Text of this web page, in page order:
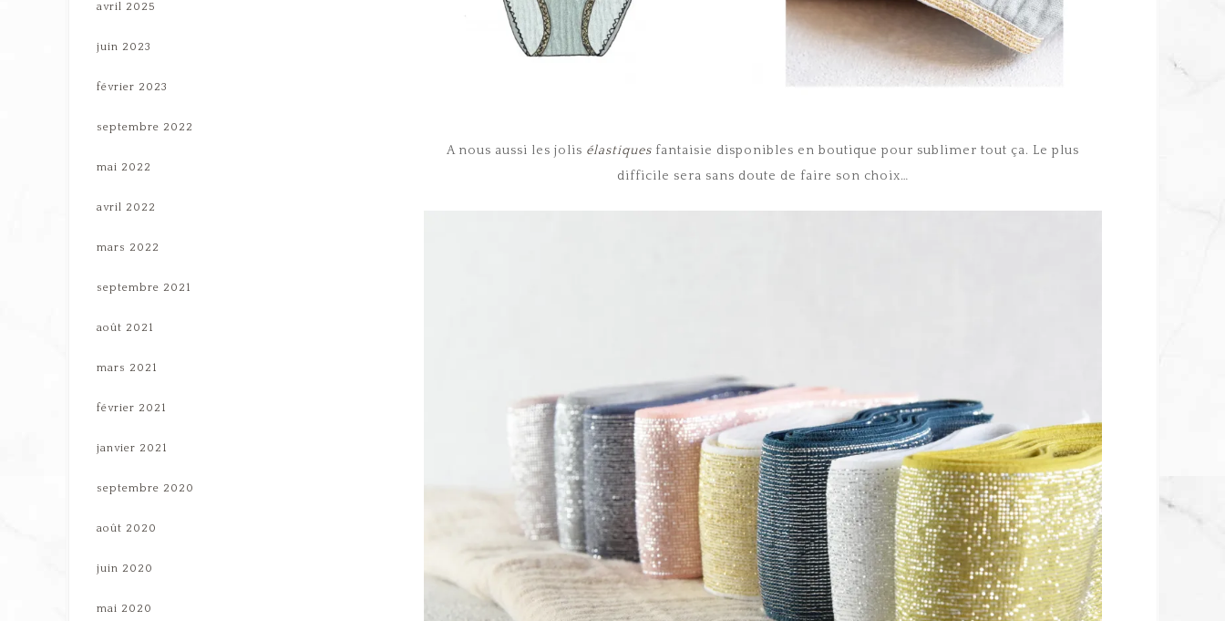
A nous aussi les jolis élastiques fantaisie disponibles en boutique pour sublimer tout ça. Le plus
difficile sera sans doute de faire son choix…
avril 2025
juin 2023
février 2023
septembre 2022
mai 2022
avril 2022
mars 2022
septembre 2021
août 2021
mars 2021
février 2021
janvier 2021
septembre 2020
août 2020
juin 2020
mai 2020